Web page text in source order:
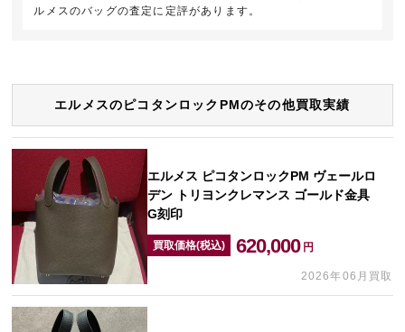
ルメスのバッグの査定に定評があります。
エルメスのピコタンロックPMのその他買取実績
エルメス ピコタンロックPM ヴェールロ
デン トリヨンクレマンス ゴールド金具
G刻印
買取価格(税込) 620,000 円
2026年06月買取